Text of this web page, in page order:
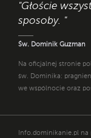
"Głoście
sposoby. "
Św. Dominik Guzman
Na oficjalnej stronie
św. Dominika:
we wspólnocie oraz
Info.dominikanie.pl na